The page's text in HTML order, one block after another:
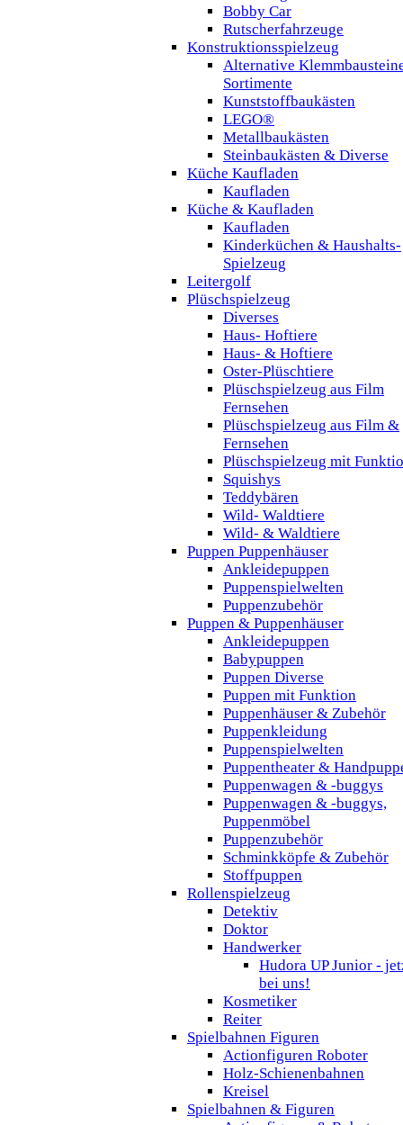
Bobby Car
Rutscherfahrzeuge
Konstruktionsspielzeug
Alternative
Sortimente
Kunststoffbaukästen
LEGO®
Metallbaukästen
Steinbaukästen & Diverse
Küche Kaufladen
Kaufladen
Küche & Kaufladen
Kaufladen
Kinderküchen & Haushalts-
Spielzeug
Leitergolf
Plüschspielzeug
Diverses
Haus- Hoftiere
Haus- & Hoftiere
Oster-Plüschtiere
Plüschspielzeug aus Film
Fernsehen
Plüschspielzeug aus Film &
Fernsehen
Plüschspielzeug mit
Squishys
Teddybären
Wild- Waldtiere
Wild- & Waldtiere
Puppen Puppenhäuser
Ankleidepuppen
Puppenspielwelten
Puppenzubehör
Puppen & Puppenhäuser
Ankleidepuppen
Babypuppen
Puppen Diverse
Puppen mit Funktion
Puppenhäuser & Zubehör
Puppenkleidung
Puppenspielwelten
Puppentheater &
Puppenwagen & -buggys
Puppenwagen & -buggys,
Puppenmöbel
Puppenzubehör
Schminkköpfe & Zubehör
Stoffpuppen
Rollenspielzeug
Detektiv
Doktor
Handwerker
Hudora UP Junior -
bei uns!
Kosmetiker
Reiter
Spielbahnen Figuren
Actionfiguren Roboter
Holz-Schienenbahnen
Kreisel
Spielbahnen & Figuren